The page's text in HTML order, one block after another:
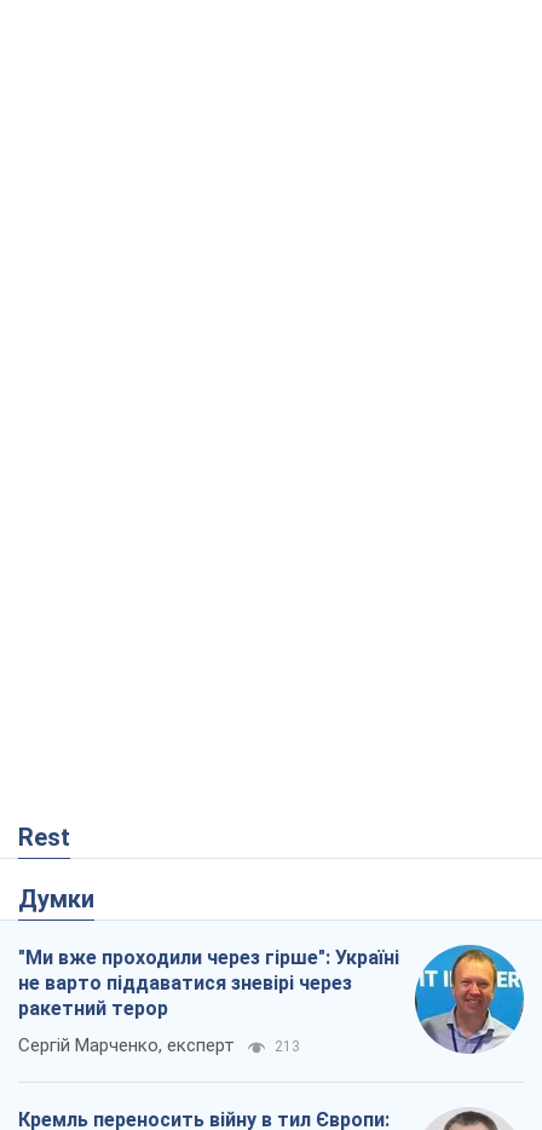
Rest
Думки
"Ми вже проходили через гірше": Україні
не варто піддаватися зневірі через
ракетний терор
Сергій Марченко, експерт 213
Кремль переносить війну в тил Європи: